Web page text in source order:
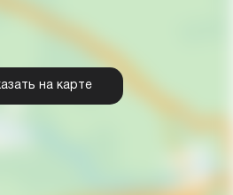
на карте